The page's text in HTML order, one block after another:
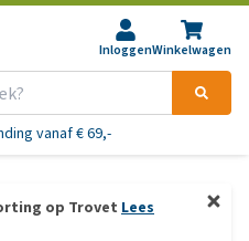
InloggenWinkelwagen
vanaf € 69,-
op Trovet Lees